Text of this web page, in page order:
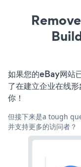
如果您的eBay网站
了在建立企业在线
你！
但接下来是a tough
并支持更多的访问者？